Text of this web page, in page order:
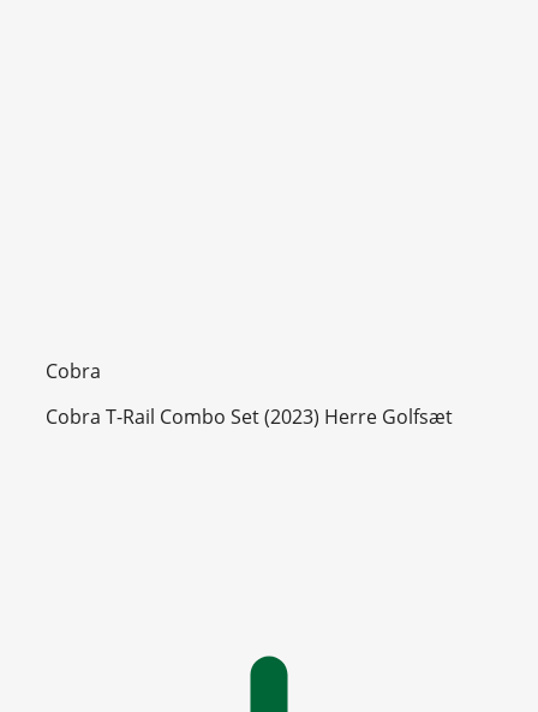
Cobra
Cobra T-Rail Combo Set (2023) Herre Golfsæt